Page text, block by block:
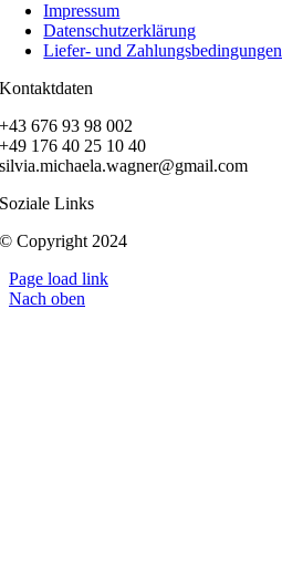
Impressum
Datenschutzerklärung
Liefer- und Zahlungsbedingungen
Kontaktdaten
+43 676 93 98 002
+49 176 40 25 10 40
silvia.michaela.wagner@gmail.com
Soziale Links
© Copyright 2024
Page load link
Nach oben